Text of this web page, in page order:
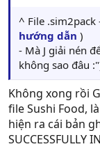
^ File .sim2pack
hướng dẫn )
- Mà J giải nén
không sao đâu
Không xong rồi
file Sushi Food,
hiện ra cái bản
SUCCESSFULLY